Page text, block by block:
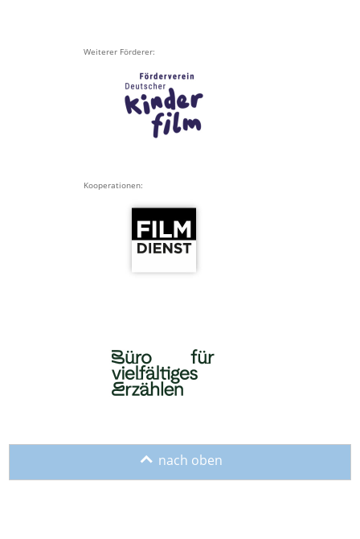
Weiterer Förderer:
Kooperationen:
o